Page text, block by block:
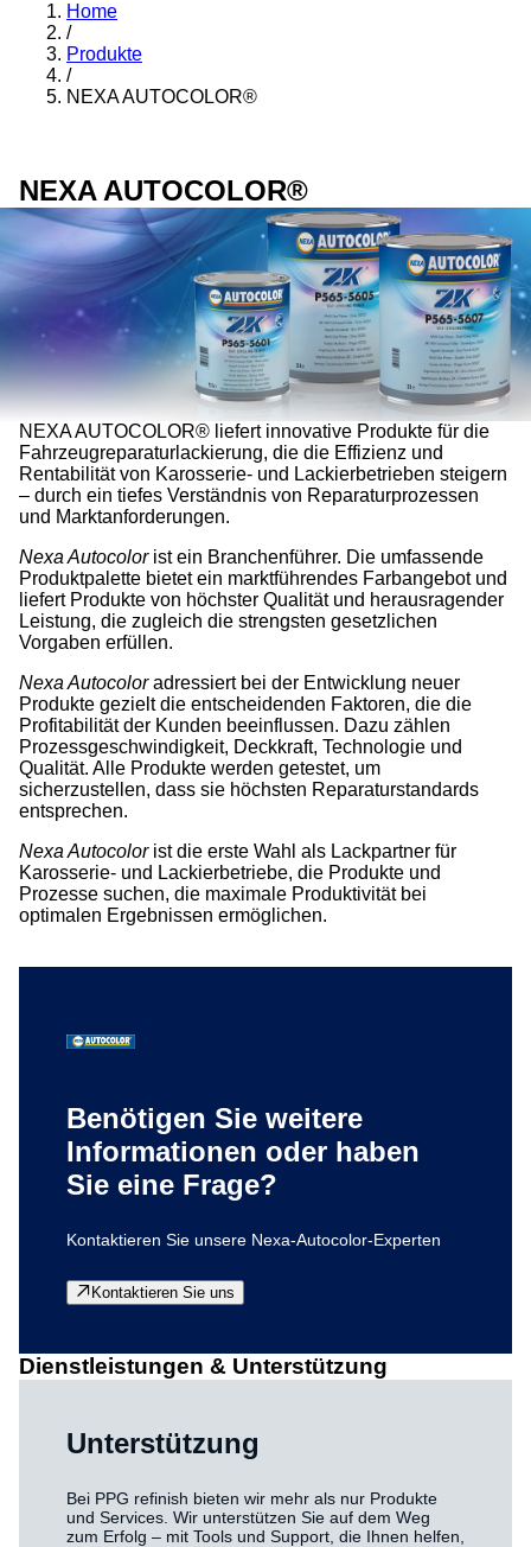
Home
/
Produkte
/
NEXA AUTOCOLOR®
NEXA AUTOCOLOR®
NEXA AUTOCOLOR® liefert innovative Produkte für die
Fahrzeugreparaturlackierung, die die Effizienz und
Rentabilität von Karosserie- und Lackierbetrieben steigern
– durch ein tiefes Verständnis von Reparaturprozessen
und Marktanforderungen.
Nexa Autocolorist ein Branchenführer. Die umfassende
Produktpalette bietet ein marktführendes Farbangebot und
liefert Produkte von höchster Qualität und herausragender
Leistung, die zugleich die strengsten gesetzlichen
Vorgaben erfüllen.
Nexa Autocoloradressiert bei der Entwicklung neuer
Produkte gezielt die entscheidenden Faktoren, die die
Profitabilität der Kunden beeinflussen. Dazu zählen
Prozessgeschwindigkeit, Deckkraft, Technologie und
Qualität. Alle Produkte werden getestet, um
sicherzustellen, dass sie höchsten Reparaturstandards
entsprechen.
Nexa Autocolorist die erste Wahl als Lackpartner für
Karosserie- und Lackierbetriebe, die Produkte und
Prozesse suchen, die maximale Produktivität bei
optimalen Ergebnissen ermöglichen.
Benötigen Sie weitere
Informationen oder haben
Sie eine Frage?
Kontaktieren Sie unsere Nexa-Autocolor-Experten
Kontaktieren Sie uns
Dienstleistungen & Unterstützung
Unterstützung
Bei PPG refinish bieten wir mehr als nur Produkte
und Services. Wir unterstützen Sie auf dem Weg
zum Erfolg – mit Tools und Support, die Ihnen helfen,